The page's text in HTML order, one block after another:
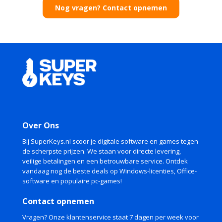
🛠️ Geavanceerde bewerkingstools – Pas helderheid,
geheel te beïnvloeden.
📸 Fotomontage & collage – Combineer meerdere
beelden tot één creatief geheel. Voeg tekst, stickers
📁 Ondersteuning voor RAW-bestanden – Bewerk
foto’s in professionele kwaliteit met volledige
controle over details en kleurcorrectie.
💻 Intuïtieve interface – Dankzij de overzichtelijke en
Nederlandstalige gebruikersomgeving kun je direct
Voordelen voor de gebruiker:
Nog vragen? Contact opnemen
Over Ons
Bij SuperKeys.nl scoor je digitale software en games tegen
de scherpste prijzen. We staan voor directe levering,
veilige betalingen en een betrouwbare service. Ontdek
vandaag nog de beste deals op Windows-licenties, Office-
software en populaire pc-games!
Contact opnemen
Vragen? Onze klantenservice staat 7 dagen per week voor